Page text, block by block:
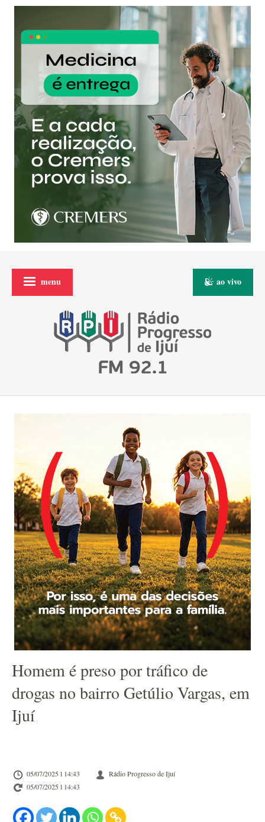
menu ao vivo
Homem é preso por tráfico de
drogas no bairro Getúlio Vargas, em
Ijuí
05/07/2025 l 14:43
Rádio Progresso de Ijuí
05/07/2025 l 14:43